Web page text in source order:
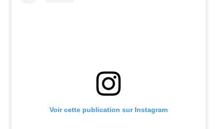
Voir cette publication sur Instagram